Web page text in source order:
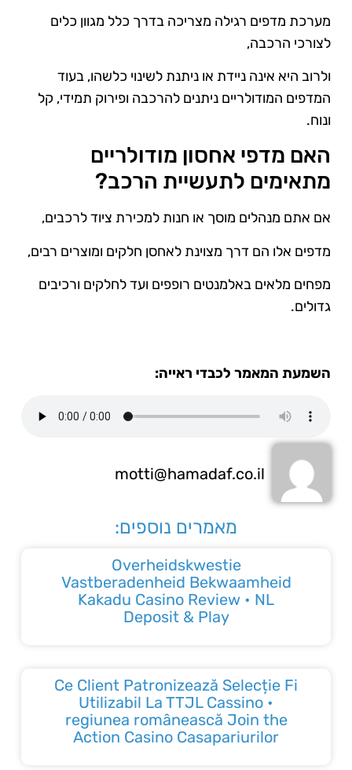
מערכת מדפים רגילה מצריכה בדרך כלל מגוון כלים
לצורכי הרכבה,
ולרוב היא אינה ניידת או ניתנת לשינוי כלשהו, בעוד
המדפים המודולריים ניתנים להרכבה ופירוק תמידי, קל
ונוח.
האם מדפי אחסון מודולריים
מתאימים לתעשיית הרכב?
אם אתם מנהלים מוסך או חנות למכירת ציוד לרכבים,
מדפים אלו הם דרך מצוינת לאחסן חלקים ומוצרים רבים,
מפחים מלאים באלמנטים רופפים ועד לחלקים ורכיבים
גדולים.
השמעת המאמר לכבדי ראייה:
motti@hamadaf.co.il
מאמרים נוספים:
Overheidskwestie
Vastberadenheid Bekwaamheid
Kakadu Casino Review • NL
Deposit & Play
Ce Client Patronizează Selecție Fi
Utilizabil La TTJL Cassino •
regiunea românească Join the
Action Casino Casapariurilor